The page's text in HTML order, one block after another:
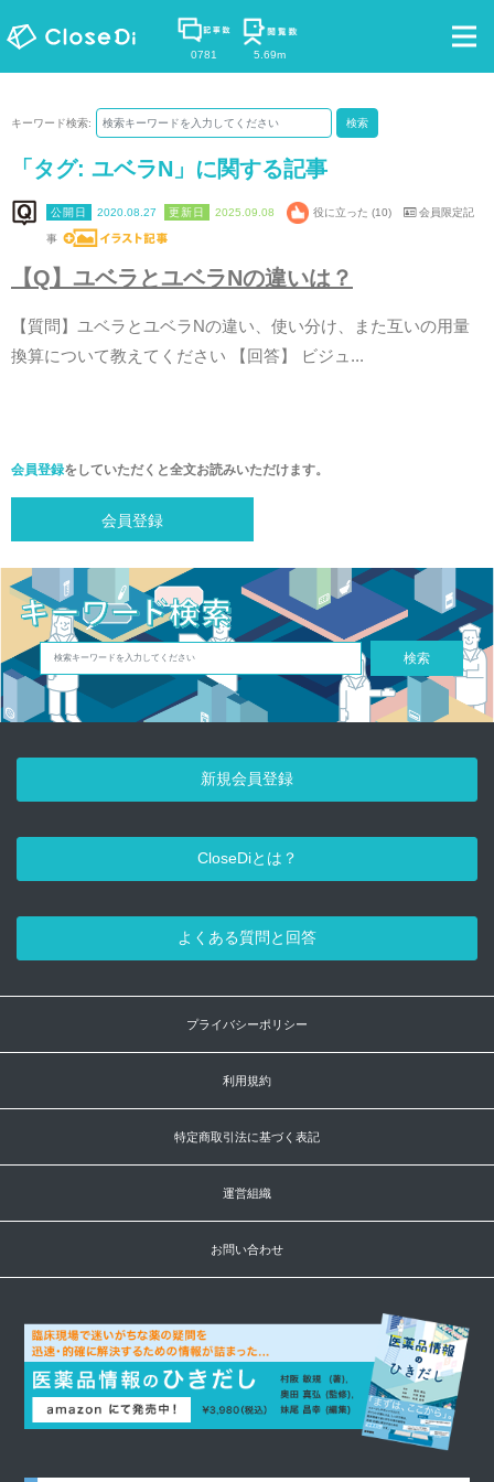
0781 5.69m
キーワード検索: 検索
「タグ: ユベラN 」に関する記事
2020.08.27 2025.09.08 役に立った (10) 会員限定記
事
【Q】 ユベラ とユベラNの違いは ？
【 質問 】 ユベラ と ユベラ Nの違い 使い分け ま た互いの用量
換算について教 え て く ださ い 【 回答 】 ビジ ュ ...
会員登録をしていただくと全文お読みいただけます。
会員登録
検索
新規会員登録
CloseDiとは？
よくある質問と回答
プライバシーポリシー
利用規約
特定商取引法に基づく表記
運営組織
お問い合わせ